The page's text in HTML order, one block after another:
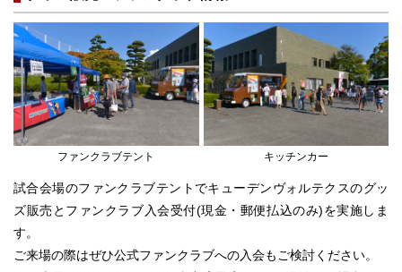
ファンクラブテント キッチンカー
試合会場のファンクラブテントでキューデンヴォルテクスのグッ
ズ販売とファンクラブ入会受付(現金・郵便払込のみ)を実施しま
す。
ご来場の際はぜひ公式ファンクラブへの入会もご検討ください。